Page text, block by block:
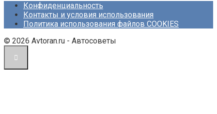
Конфиденциальность
Контакты и условия использования
Политика использования файлов COOKIES
© 2026 Avtoran.ru - Автосоветы